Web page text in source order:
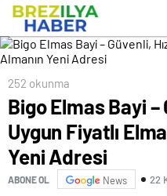
252 okunma
Bigo Elmas Bayi –
Uygun Fiyatlı
Yeni Adresi
ABONE OL News 22